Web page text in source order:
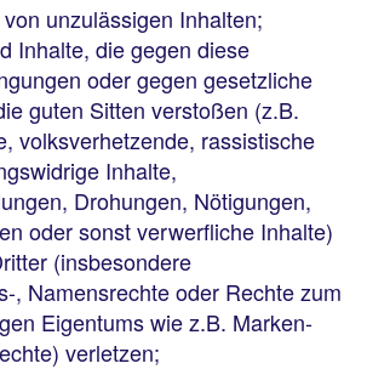
unzulässigen Inhalten;
Inhalte, die gegen diese
oder gegen gesetzliche
guten Sitten verstoßen (z.B.
volksverhetzende, rassistische
Inhalte,
Drohungen, Nötigungen,
oder sonst verwerfliche Inhalte)
(insbesondere
, Namensrechte oder Rechte zum
Eigentums wie z.B. Marken-
verletzen;